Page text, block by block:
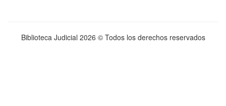
Biblioteca Judicial 2026 © Todos los derechos reservados